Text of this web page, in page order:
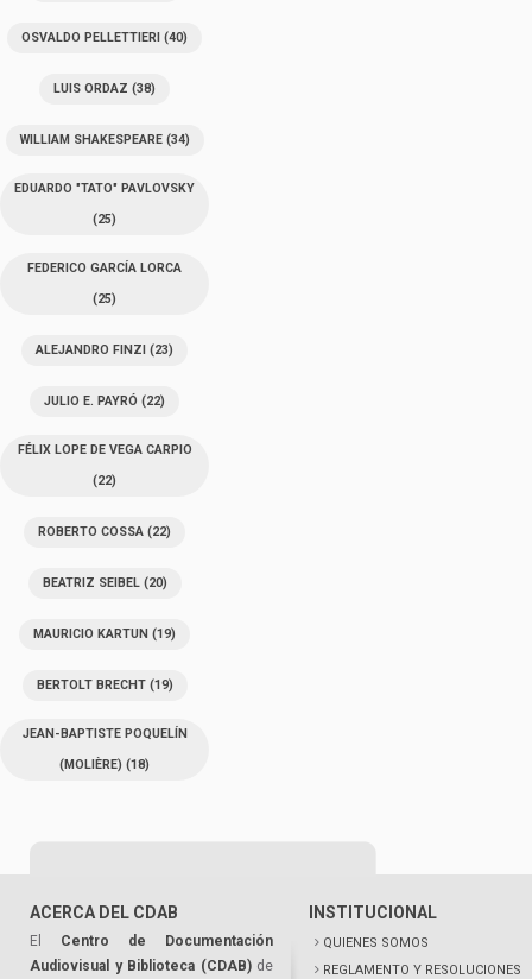
OSVALDO PELLETTIERI (40)
LUIS ORDAZ (38)
WILLIAM SHAKESPEARE(34)
EDUARDO "TATO" PAVLOVSKY
(25)
FEDERICO GARCÍA LORCA
(25)
ALEJANDRO FINZI (23)
JULIO E. PAYRÓ (22)
FÉLIX LOPE DE VEGA CARPIO
(22)
ROBERTO COSSA (22)
BEATRIZ SEIBEL(20)
MAURICIO KARTUN (19)
BERTOLT BRECHT(19)
JEAN-BAPTISTE POQUELÍN
(MOLIÈRE) (18)
ACERCA DEL CDAB
El Centro de Documentación
Audiovisual y Biblioteca (CDAB)de
INSTITUCIONAL
QUIENES SOMOS
REGLAMENTO Y RESOLUCIONES